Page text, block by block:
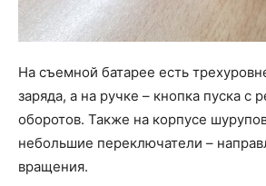
На съемной батарее есть
заряда, а на ручке – кнопка пуска с
оборотов. Также на корпусе
небольшие переключатели –
вращения.